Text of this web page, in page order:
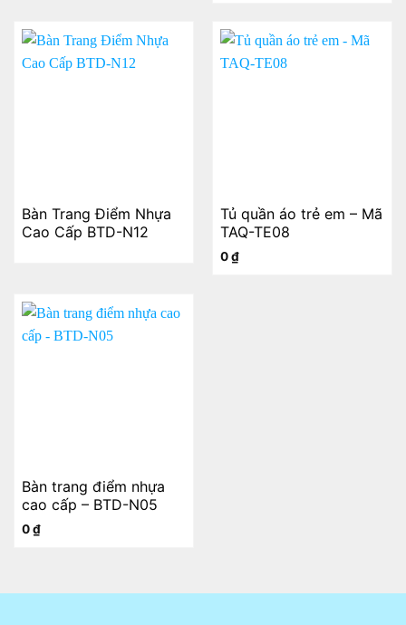
Bàn Trang Điểm Nhựa
Cao Cấp BTD-N12
Tủ quần áo trẻ em – Mã
TAQ-TE08
0₫
Bàn trang điểm nhựa
cao cấp – BTD-N05
0₫